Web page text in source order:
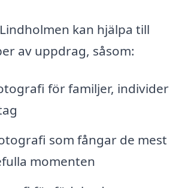
kan hjälpa till
av uppdrag, såsom:
för familjer, individer
som fångar de mest
momenten